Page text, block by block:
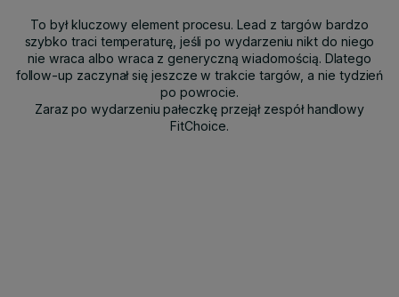
To był kluczowy element procesu. Lead z targów bardzo
szybko traci temperaturę, jeśli po wydarzeniu nikt do niego
nie wraca albo wraca z generyczną wiadomością. Dlatego
follow-up zaczynał się jeszcze w trakcie targów, a nie tydzień
po powrocie.
Zaraz po wydarzeniu pałeczkę przejął zespół handlowy
FitChoice.